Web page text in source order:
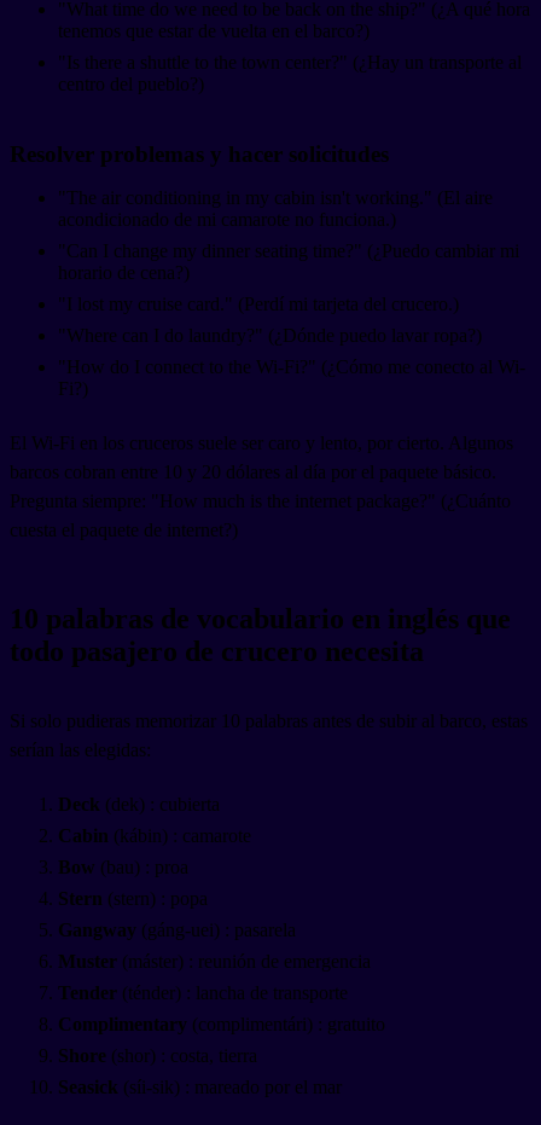
"What time do we need to be back on the ship?" (¿A qué hora
tenemos que estar de vuelta en el barco?)
"Is there a shuttle to the town center?" (¿Hay un transporte al
centro del pueblo?)
Resolver problemas y hacer solicitudes
"The air conditioning in my cabin isn't working." (El aire
acondicionado de mi camarote no funciona.)
"Can I change my dinner seating time?" (¿Puedo cambiar mi
horario de cena?)
"I lost my cruise card." (Perdí mi tarjeta del crucero.)
"Where can I do laundry?" (¿Dónde puedo lavar ropa?)
"How do I connect to the Wi-Fi?" (¿Cómo me conecto al Wi-
Fi?)
El Wi-Fi en los cruceros suele ser caro y lento, por cierto. Algunos
barcos cobran entre 10 y 20 dólares al día por el paquete básico.
Pregunta siempre: "How much is the internet package?" (¿Cuánto
cuesta el paquete de internet?)
10 palabras de vocabulario en inglés que
todo pasajero de crucero necesita
Si solo pudieras memorizar 10 palabras antes de subir al barco, estas
serían las elegidas:
Deck (dek) : cubierta
Cabin (kábin) : camarote
Bow (bau) : proa
Stern (stern) : popa
Gangway (gáng-uei) : pasarela
Muster (máster) : reunión de emergencia
Tender (ténder) : lancha de transporte
Complimentary (complimentári) : gratuito
Shore (shor) : costa, tierra
Seasick (síi-sik) : mareado por el mar